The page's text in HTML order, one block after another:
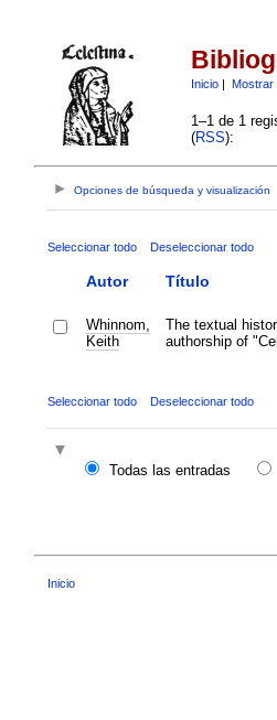
Inicio| Mostrar
1–1 de 1
(RSS):
Opciones de búsqueda y visualización
Seleccionar todo Deseleccionar todo
Autor Título
Whinnom,
Keith
The textual
authorship of
Seleccionar todo Deseleccionar todo
Todas las entradas
Inicio